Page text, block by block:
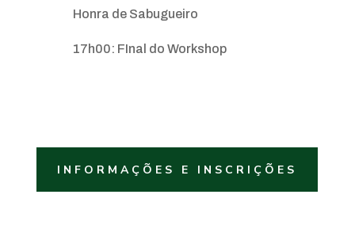
Honra de Sabugueiro
17h00: FInal do Workshop
INFORMAÇÕES E INSCRIÇÕES